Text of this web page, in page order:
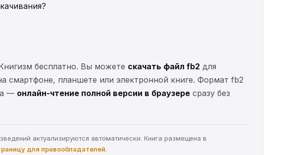
бесплатно. Вы можете скачать файл fb2 для
смартфоне, планшете или электронной книге. Формат fb2
— онлайн-чтение полной версии в браузере сразу без
актуализируются автоматически. Книга размещена в
для правообладателей.